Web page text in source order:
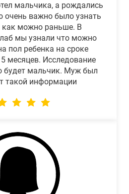
мальчика, а рождались
очень важно было узнать
как можно раньше. В
мы узнали что можно
пол ребенка на сроке
месяцев. Исследование
будет мальчик. Муж был
такой информации